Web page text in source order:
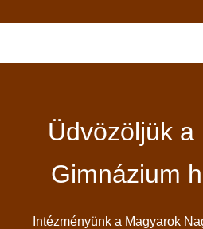
Üdvözöljük a
Gimnázium
Intézményünk a Magyarok